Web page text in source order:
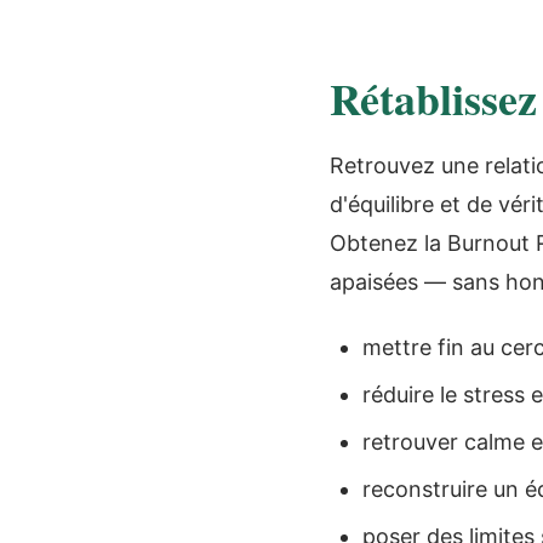
Retrouvez une
d'équilibre et de
Obtenez la Burnout
apaisées — sans
mettre fin au
réduire le stress
retrouver calme
reconstruire un
poser des